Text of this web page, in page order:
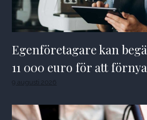
Egenföretagare kan
11 000 euro för att
9 augusti 2026